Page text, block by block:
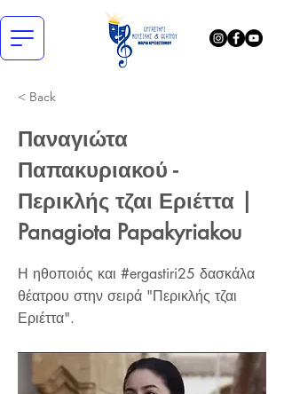
< Back
Παναγιώτα
Παπακυριακού -
Περικλής τζαι Εριέττα |
Panagiota Papakyriakou
Η ηθοποιός και #ergastiri25 δασκάλα
θέατρου στην σειρά "Περικλής τζαι
Εριέττα".